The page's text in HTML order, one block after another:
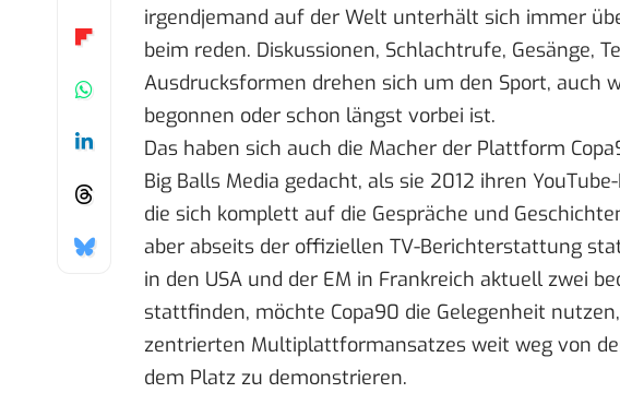
irgendjemand auf der Welt unterhält sich immer
beim reden. Diskussionen, Schlachtrufe, Gesänge,
Ausdrucksformen drehen sich um den Sport, auch
begonnen oder schon längst vorbei ist.
Das haben sich auch die Macher der Plattform
Big Balls Media gedacht, als sie 2012 ihren
die sich komplett auf die Gespräche und
aber abseits der offiziellen TV-Berichterstattung
in den USA und der EM in Frankreich aktuell zwei
stattfinden, möchte Copa90 die Gelegenheit
zentrierten Multiplattformansatzes weit weg von
dem Platz zu demonstrieren.